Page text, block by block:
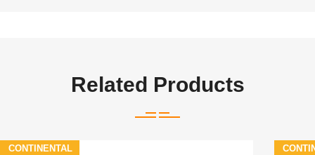
Related Products
CONTINENTAL